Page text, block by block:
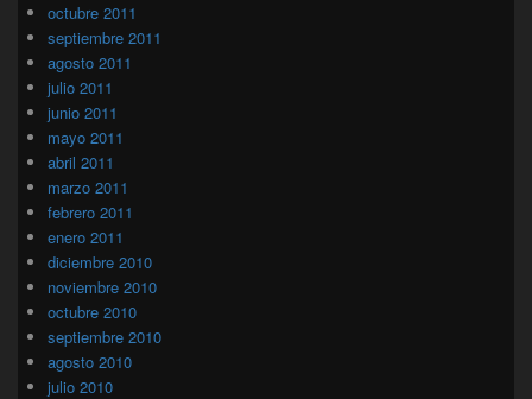
octubre 2011
septiembre 2011
agosto 2011
julio 2011
junio 2011
mayo 2011
abril 2011
marzo 2011
febrero 2011
enero 2011
diciembre 2010
noviembre 2010
octubre 2010
septiembre 2010
agosto 2010
julio 2010